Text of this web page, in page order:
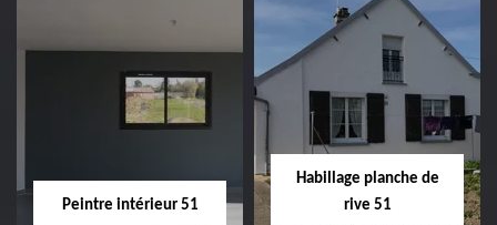
51
Nettoyage et
ravalement de
façade 51
Peintre intérieur 51
Habillage planche de
rive 51